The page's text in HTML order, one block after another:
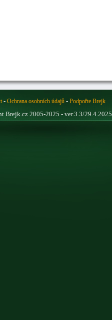
- Ochrana osobních údajů- Podpořte Brejk
Brejk.cz 2005-2025 - ver.3.3/29.4.2025